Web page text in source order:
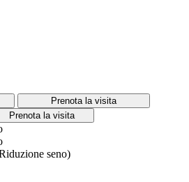
Prenota la visita
Prenota la visita